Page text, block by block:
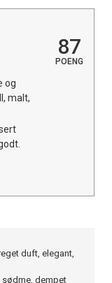
87
POENG
og
malt,
duft, elegant,
dempet